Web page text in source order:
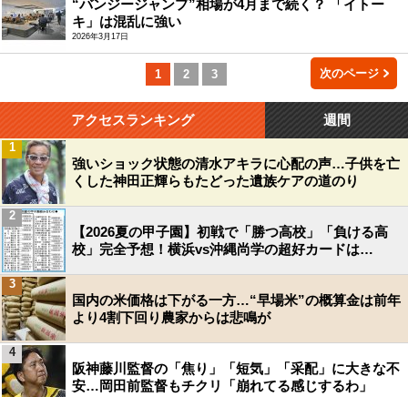
“バンジージャンプ”相場が4月まで続く？ 「イトー
キ」は混乱に強い
2026年3月17日
1 2 3 次のページ
アクセスランキング 週間
強いショック状態の清水アキラに心配の声…子供を亡
くした神田正輝らもたどった遺族ケアの道のり
1
【2026夏の甲子園】初戦で「勝つ高校」「負ける高
校」完全予想！横浜vs沖縄尚学の超好カードは…
2
国内の米価格は下がる一方…“早場米”の概算金は前年
より4割下回り農家からは悲鳴が
3
阪神藤川監督の「焦り」「短気」「采配」に大きな不
安…岡田前監督もチクリ「崩れてる感じするわ」
4